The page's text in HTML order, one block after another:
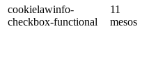
cookielawinfo-
checkbox-functional
11
mesos